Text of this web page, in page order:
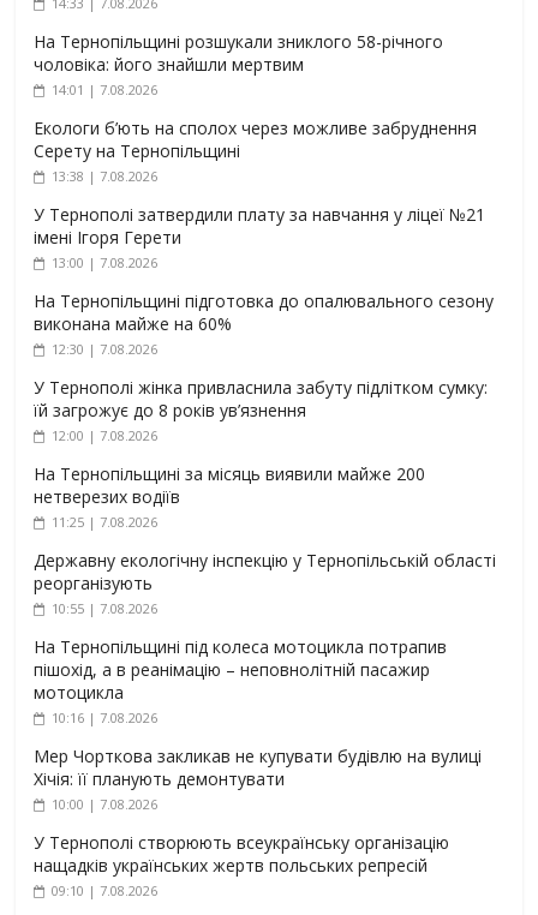
На Тернопільщині розшукали зниклого 58-річного
чоловіка: його знайшли мертвим
14:01 | 7.08.2026
Екологи б’ють на сполох через можливе забруднення
Серету на Тернопільщині
13:38 | 7.08.2026
У Тернополі затвердили плату за навчання у ліцеї №21
імені Ігоря Герети
13:00 | 7.08.2026
На Тернопільщині підготовка до опалювального сезону
виконана майже на 60%
12:30 | 7.08.2026
У Тернополі жінка привласнила забуту підлітком сумку:
їй загрожує до 8 років ув’язнення
12:00 | 7.08.2026
На Тернопільщині за місяць виявили майже 200
нетверезих водіїв
11:25 | 7.08.2026
Державну екологічну інспекцію у Тернопільській області
реорганізують
10:55 | 7.08.2026
На Тернопільщині під колеса мотоцикла потрапив
пішохід, а в реанімацію – неповнолітній пасажир
мотоцикла
10:16 | 7.08.2026
Мер Чорткова закликав не купувати будівлю на вулиці
Хічія: її планують демонтувати
10:00 | 7.08.2026
У Тернополі створюють всеукраїнську організацію
нащадків українських жертв польських репресій
09:10 | 7.08.2026